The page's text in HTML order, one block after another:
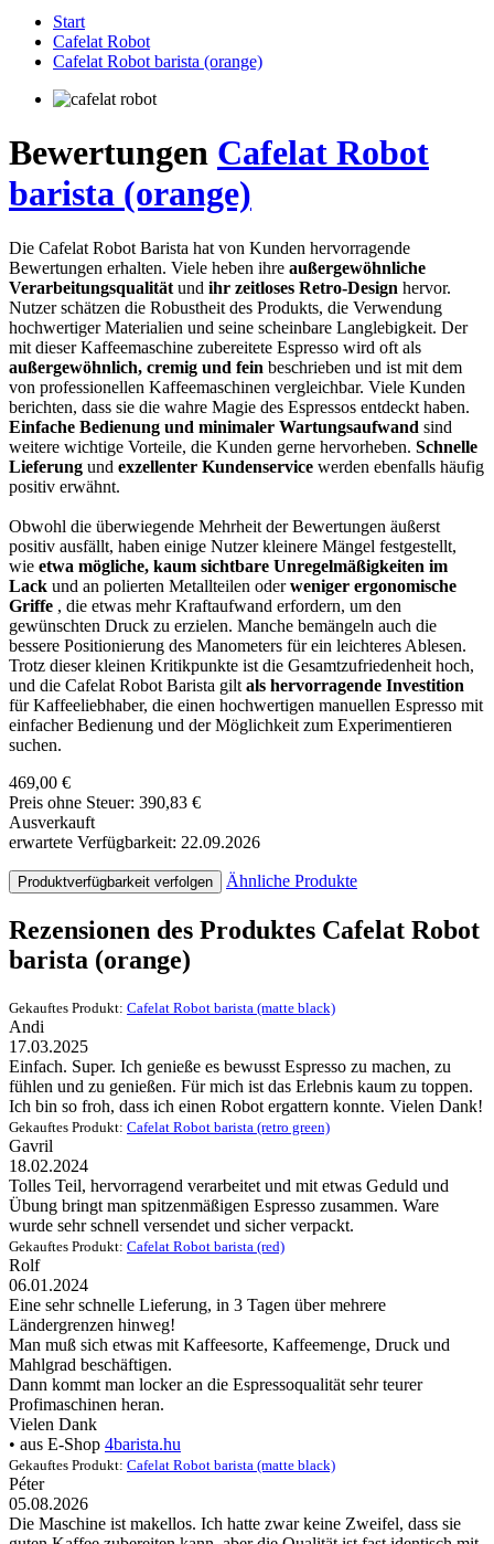
Start
Cafelat Robot
Cafelat Robot barista (orange)
Bewertungen Cafelat Robot
barista (orange)
Die Cafelat Robot Barista hat von Kunden hervorragende
Bewertungen erhalten. Viele heben ihre außergewöhnliche
Verarbeitungsqualität und ihr zeitloses Retro-Design hervor.
Nutzer schätzen die Robustheit des Produkts, die Verwendung
hochwertiger Materialien und seine scheinbare Langlebigkeit. Der
mit dieser Kaffeemaschine zubereitete Espresso wird oft als
außergewöhnlich, cremig und fein beschrieben und ist mit dem
von professionellen Kaffeemaschinen vergleichbar. Viele Kunden
berichten, dass sie die wahre Magie des Espressos entdeckt haben.
Einfache Bedienung und minimaler Wartungsaufwand sind
weitere wichtige Vorteile, die Kunden gerne hervorheben. Schnelle
Lieferung und exzellenter Kundenservice werden ebenfalls häufig
positiv erwähnt.
Obwohl die überwiegende Mehrheit der Bewertungen äußerst
positiv ausfällt, haben einige Nutzer kleinere Mängel festgestellt,
wie etwa mögliche, kaum sichtbare Unregelmäßigkeiten im
Lack und an polierten Metallteilen oderweniger ergonomische
Griffe , die etwas mehr Kraftaufwand erfordern, um den
gewünschten Druck zu erzielen. Manche bemängeln auch die
bessere Positionierung des Manometers für ein leichteres Ablesen.
Trotz dieser kleinen Kritikpunkte ist die Gesamtzufriedenheit hoch,
und die Cafelat Robot Barista gilt als hervorragende Investition
für Kaffeeliebhaber, die einen hochwertigen manuellen Espresso mit
einfacher Bedienung und der Möglichkeit zum Experimentieren
suchen.
469,00 €
Preis ohne Steuer: 390,83 €
Ausverkauft
erwartete Verfügbarkeit: 22.09.2026
Produktverfügbarkeit verfolgen Ähnliche Produkte
Rezensionen des Produktes Cafelat Robot
barista (orange)
Gekauftes Produkt: Cafelat Robot barista (matte black)
Andi
17.03.2025
Einfach. Super. Ich genieße es bewusst Espresso zu machen, zu
fühlen und zu genießen. Für mich ist das Erlebnis kaum zu toppen.
Ich bin so froh, dass ich einen Robot ergattern konnte. Vielen Dank!
Gekauftes Produkt: Cafelat Robot barista (retro green)
Gavril
18.02.2024
Tolles Teil, hervorragend verarbeitet und mit etwas Geduld und
Übung bringt man spitzenmäßigen Espresso zusammen. Ware
wurde sehr schnell versendet und sicher verpackt.
Gekauftes Produkt: Cafelat Robot barista (red)
Rolf
06.01.2024
Eine sehr schnelle Lieferung, in 3 Tagen über mehrere
Ländergrenzen hinweg!
Man muß sich etwas mit Kaffeesorte, Kaffeemenge, Druck und
Mahlgrad beschäftigen.
Dann kommt man locker an die Espressoqualität sehr teurer
Profimaschinen heran.
Vielen Dank
• aus E-Shop 4barista.hu
Gekauftes Produkt: Cafelat Robot barista (matte black)
Péter
05.08.2026
Die Maschine ist makellos. Ich hatte zwar keine Zweifel, dass sie